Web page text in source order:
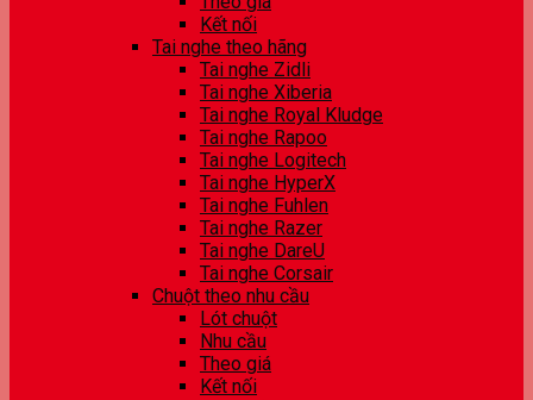
Kết nối
Tai nghe theo hãng
Tai nghe Zidli
Tai nghe Xiberia
Tai nghe Royal Kludge
Tai nghe Rapoo
Tai nghe Logitech
Tai nghe HyperX
Tai nghe Fuhlen
Tai nghe Razer
Tai nghe DareU
Tai nghe Corsair
Chuột theo nhu cầu
Lót chuột
Nhu cầu
Theo giá
Kết nối